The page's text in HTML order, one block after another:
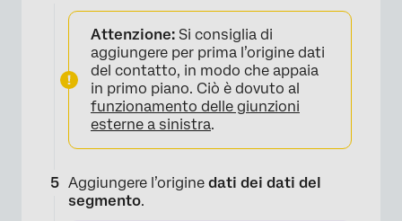
Attenzione: Si consiglia di
aggiungere per prima l’origine dati
del contatto, in modo che appaia
in primo piano. Ciò è dovuto al
funzionamento delle giunzioni
esterne a sinistra.
Aggiungere l’origine dati dei dati del
segmento.